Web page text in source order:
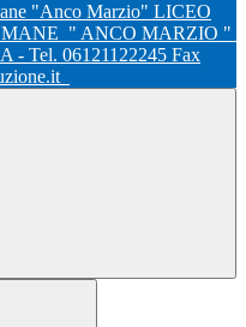
LICEO
" ANCO MARZIO "
- Tel. 06121122245 Fax